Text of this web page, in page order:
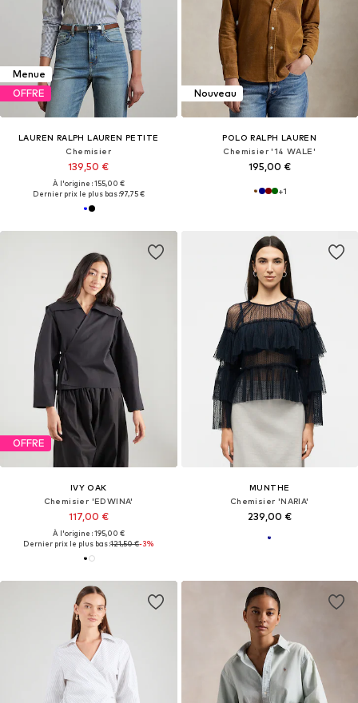
Menue
OFFRE
LAUREN RALPH LAUREN PETITE
Chemisier
139,50 €
À l'origine : 155,00 €
Dernier prix le plus bas :97,75 €
Nouveau
POLO RALPH LAUREN
Chemisier '14 WALE'
195,00 €
+1
OFFRE
IVY OAK
Chemisier 'EDWINA'
117,00 €
À l'origine : 195,00 €
Dernier prix le plus bas :121,50 €-3%
MUNTHE
Chemisier 'NARIA'
239,00 €